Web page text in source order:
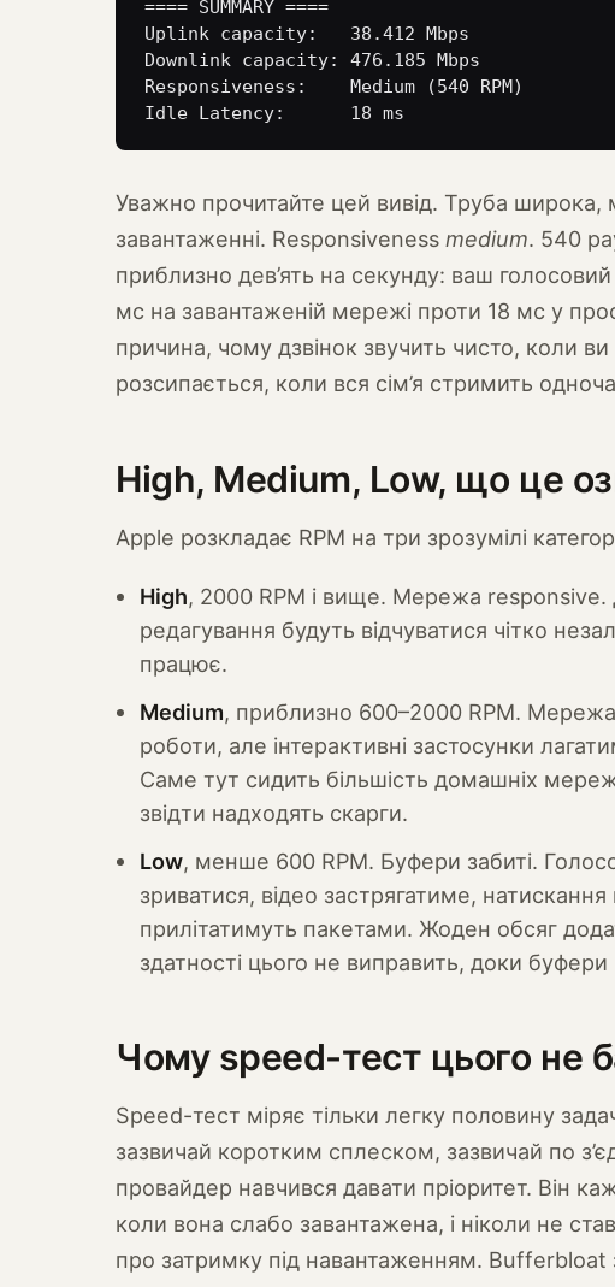
==== SUMMARY ====
Uplink capacity:   38.412 Mbps
Downlink capacity: 476.185 Mbps
Responsiveness:    Medium (540 RPM)
Idle Latency:      18 ms
Уважно прочитайте цей вивід. Труба широка,
завантаженні. Responsiveness medium. 540
приблизно дев’ять на секунду: ваш
мс на завантаженій мережі проти 18 мс у
причина, чому дзвінок звучить чисто, коли ви
розсипається, коли вся сім’я стримить
High, Medium, Low, що це
Apple розкладає RPM на три зрозумілі
High, 2000 RPM і вище. Мережа responsive.
редагування будуть відчуватися чітко
працює.
Medium, приблизно 600–2000 RPM.
роботи, але інтерактивні застосунки
Саме тут сидить більшість домашніх
звідти надходять скарги.
Low, менше 600 RPM. Буфери забиті.
зриватися, відео застрягатиме, натискання
прилітатимуть пакетами. Жоден обсяг
здатності цього не виправить, доки
Чому speed-тест цього не
Speed-тест міряє тільки легку половину
зазвичай коротким сплеском, зазвичай по
провайдер навчився давати пріоритет. Він
коли вона слабо завантажена, і ніколи не
про затримку під навантаженням. Bufferbloat